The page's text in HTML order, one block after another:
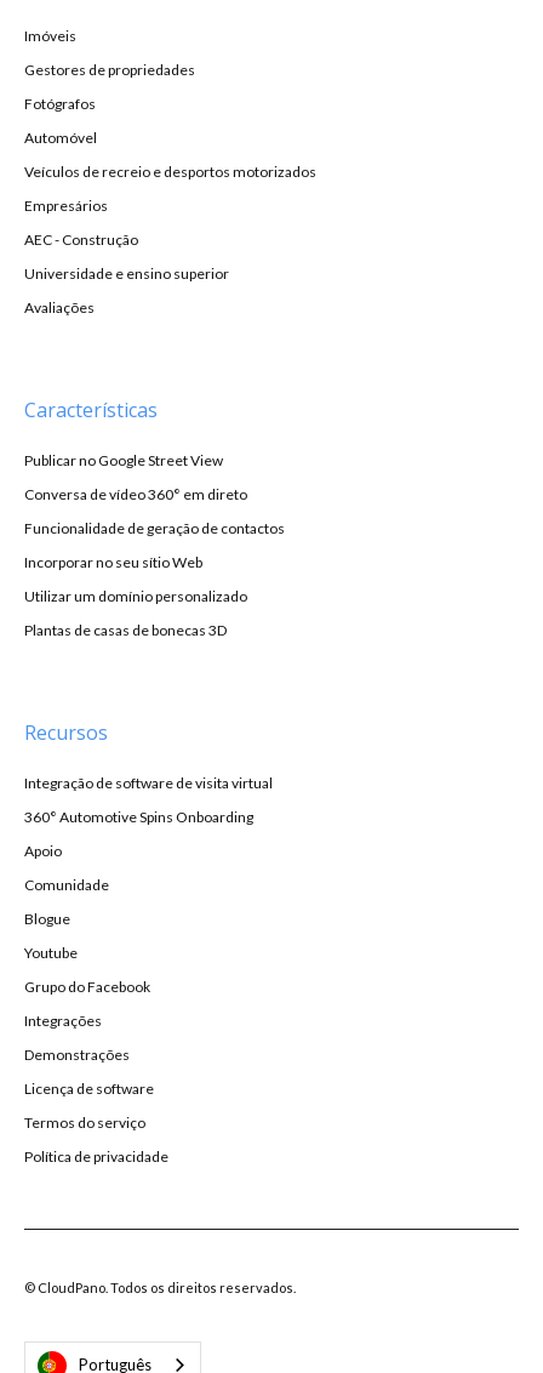
Imóveis
Gestores de propriedades
Fotógrafos
Automóvel
Veículos de recreio e desportos motorizados
Empresários
AEC - Construção
Universidade e ensino superior
Avaliações
Características
Publicar no Google Street View
Conversa de vídeo 360° em direto
Funcionalidade de geração de contactos
Incorporar no seu sítio Web
Utilizar um domínio personalizado
Plantas de casas de bonecas 3D
Recursos
Integração de software de visita virtual
360° Automotive Spins Onboarding
Apoio
Comunidade
Blogue
Youtube
Grupo do Facebook
Integrações
Demonstrações
Licença de software
Termos do serviço
Política de privacidade
© CloudPano. Todos os direitos reservados.
Português